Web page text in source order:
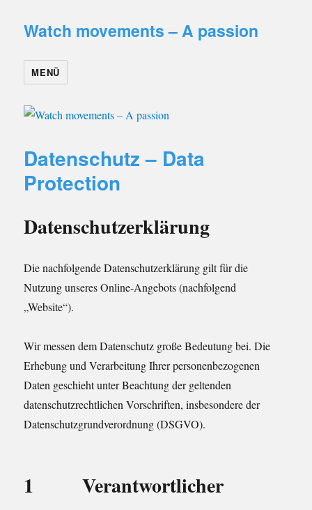
Watch movements – A passion
MENÜ
Datenschutz – Data
Protection
Datenschutzerklärung
Die nachfolgende Datenschutzerklärung gilt für die
Nutzung unseres Online-Angebots (nachfolgend
„Website“).
Wir messen dem Datenschutz große Bedeutung bei. Die
Erhebung und Verarbeitung Ihrer personenbezogenen
Daten geschieht unter Beachtung der geltenden
datenschutzrechtlichen Vorschriften, insbesondere der
Datenschutzgrundverordnung (DSGVO).
1 Verantwortlicher